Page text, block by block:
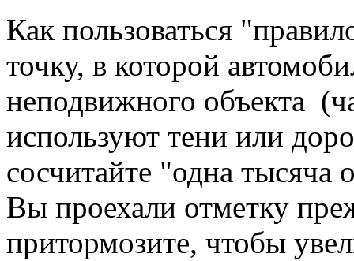
Как пользоваться
точку, в которой
неподвижного объекта
используют тени или
сосчитайте "одна
Вы проехали отметку
притормозите, чтобы